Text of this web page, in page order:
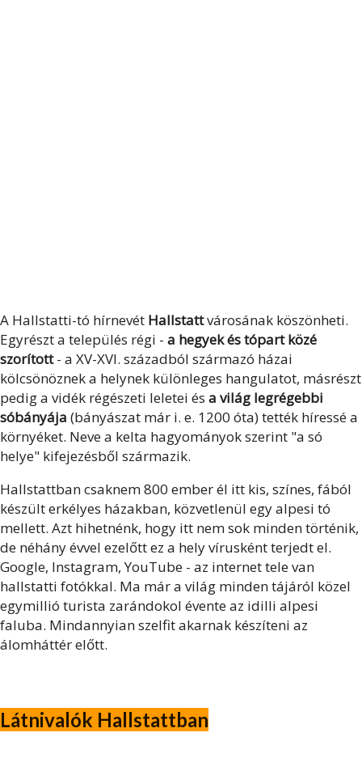
A Hallstatti-tó hírnevét Hallstattvárosának köszönheti.
Egyrészt a település régi - a hegyek és tópart közé
szorított- a XV-XVI. századból származó házai
kölcsönöznek a helynek különleges hangulatot, másrészt
pedig a vidék régészeti leletei és a világ legrégebbi
sóbányája (bányászat már i. e. 1200 óta) tették híressé a
környéket. Neve a kelta hagyományok szerint "a só
helye" kifejezésből származik.
Hallstattban csaknem 800 ember él itt kis, színes, fából
készült erkélyes házakban, közvetlenül egy alpesi tó
mellett. Azt hihetnénk, hogy itt nem sok minden történik,
de néhány évvel ezelőtt ez a hely vírusként terjedt el.
Google, Instagram, YouTube - az internet tele van
hallstatti fotókkal. Ma már a világ minden tájáról közel
egymillió turista zarándokol évente az idilli alpesi
faluba. Mindannyian szelfit akarnak készíteni az
álomháttér előtt.
Látnivalók Hallstattban